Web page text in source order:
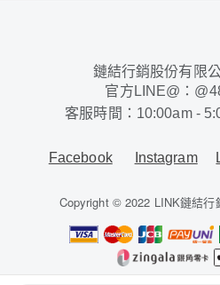
鏈結行銷股份有限
官方LINE@：
客服時間：10:00am -
Facebook Instagram
Copyright © 2022 LINK鏈結